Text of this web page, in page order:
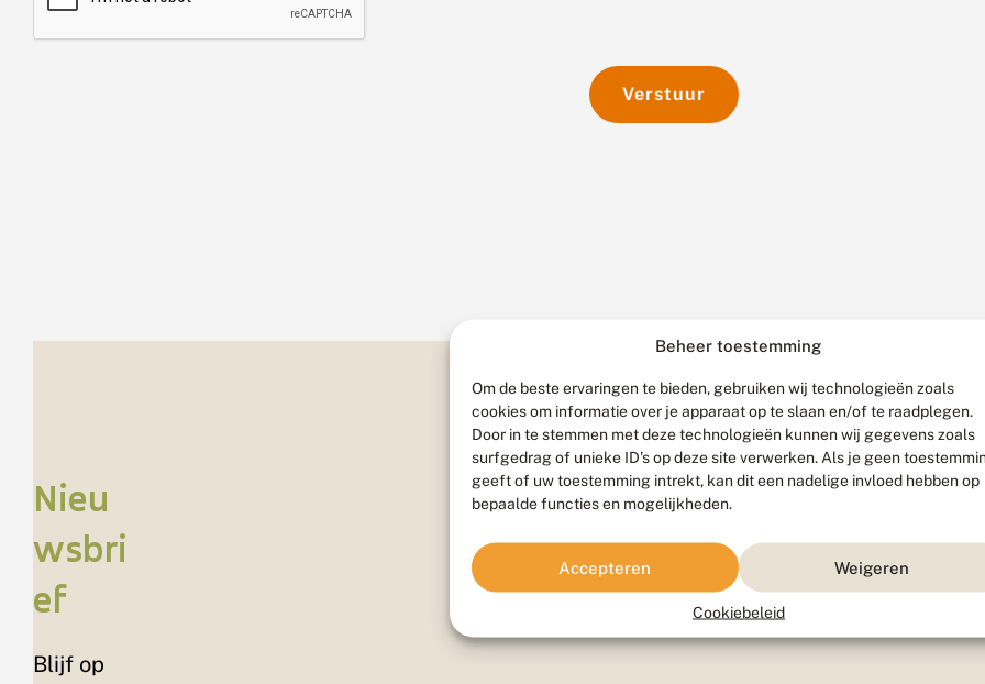
Beheer toestemming
Om de beste ervaringen te bieden, gebruiken wij technologieën zoals
cookies om informatie over je apparaat op te slaan en/of te raadplegen.
Door in te stemmen met deze technologieën kunnen wij gegevens zoals
surfgedrag of unieke ID's op deze site verwerken. Als je geen
geeft of uw toestemming intrekt, kan dit een nadelige invloed hebben op
bepaalde functies en mogelijkheden.
Accepteren Weigeren
Cookiebeleid
C
Verstuur
Nieu
wsbri
ef
Blijf op